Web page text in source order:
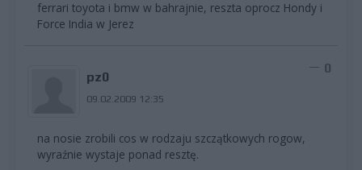
ferrari toyota i bmw w bahrajnie, reszta oprocz Hondy i
Force India w Jerez
pz0
09.02.2009 12:35
0
na nosie zrobili cos w rodzaju szczątkowych rogow,
wyraźnie wystaje ponad resztę.